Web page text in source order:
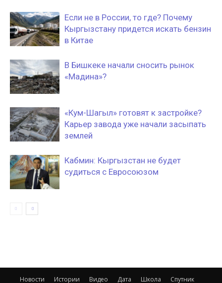
Если не в России, то где? Почему
Кыргызстану придется искать бензин
в Китае
В Бишкеке начали сносить рынок
«Мадина»?
«Кум-Шагыл» готовят к застройке?
Карьер завода уже начали засыпать
землей
Кабмин: Кыргызстан не будет
судиться с Евросоюзом
Новости Истории Видео Дата Школа Спутник